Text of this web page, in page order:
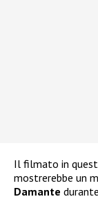
Il filmato in
mostrerebbe un
Damante